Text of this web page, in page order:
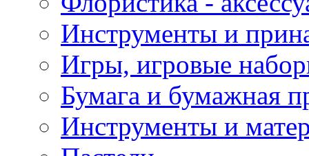
Инструменты и
Игры, игровые
Бумага и бумажная
Инструменты и